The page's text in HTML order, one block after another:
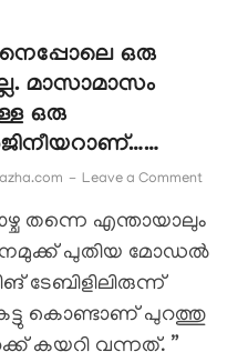
ഒരു
മാസാമാസം
ഒരു
- Leave a Comment
തന്നെ എന്തായാലും
പുതിയ മോഡൽ
ടേബിളിലിരുന്ന്
കൊണ്ടാണ് പുറത്തു
കയറി വന്നത്. ”